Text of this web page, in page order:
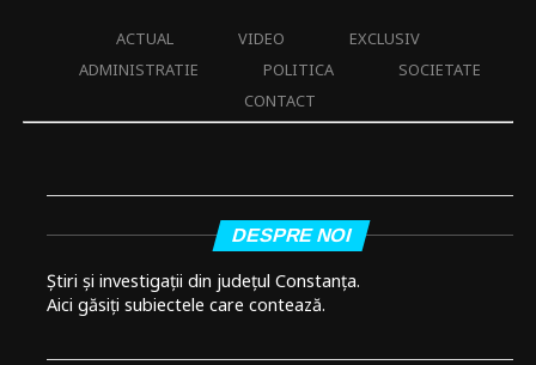
ACTUAL VIDEO
EXCLUSIV
ADMINISTRATIE
POLITICA
SOCIETATE
CONTACT
DESPRE NOI
Știri și investigații din județul Constanța.
Aici găsiți subiectele care contează.